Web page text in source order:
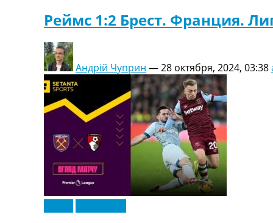
Реймс 1:2 Брест. Франция.
Андрій Чуприн —28 октября, 2024, 03:38